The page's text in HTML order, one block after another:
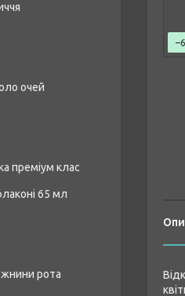
очей
преміум клас
65 мл
65 мл
65 мл
65 мл
мл
мл рота